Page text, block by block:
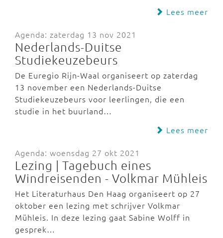
Lees meer
Agenda: zaterdag 13 nov 2021
Nederlands-Duitse
Studiekeuzebeurs
De Euregio Rijn-Waal organiseert op zaterdag
13 november een Nederlands-Duitse
Studiekeuzebeurs voor leerlingen, die een
studie in het buurland…
Lees meer
Agenda: woensdag 27 okt 2021
Lezing | Tagebuch eines
Windreisenden - Volkmar Mühleis
Het Literaturhaus Den Haag organiseert op 27
oktober een lezing met schrijver Volkmar
Mühleis. In deze lezing gaat Sabine Wolff in
gesprek…